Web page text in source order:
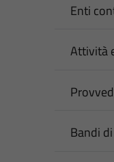
Enti
Attività
Bandi